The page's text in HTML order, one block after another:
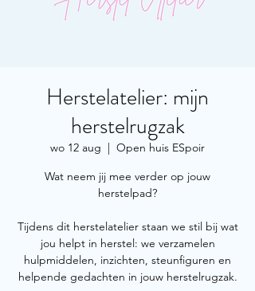
Herstelatelier: mijn
herstelrugzak
wo 12 aug
  |
Open huis ESpoir
Wat neem jij mee verder op jouw
herstelpad?
Tijdens dit herstelatelier staan we stil bij wat
jou helpt in herstel: we verzamelen
hulpmiddelen, inzichten, steunfiguren en
helpende gedachten in jouw herstelrugzak.